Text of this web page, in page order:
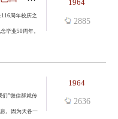
1964
2885
周年校庆之
毕业50周年。
1964
2636
们”微信群就传
。因为天各一